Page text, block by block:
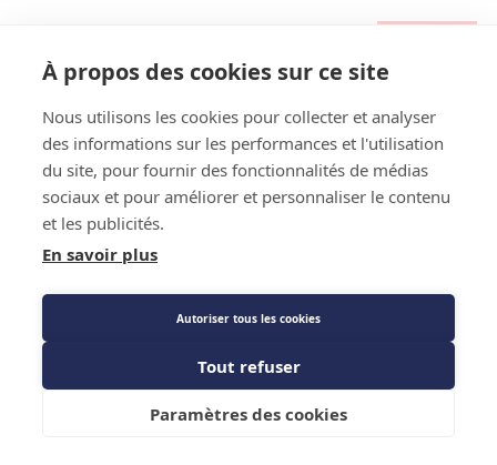
Référence Fournisseur : 906038
Code : 1865203
Joint néoprène 5/16 SAE - DIFF
Prix public
13,20 €TTC
Description détaillée
Caractéristiques techniques
Ajouter au panier
À propos des cookies sur ce site
Nous utilisons les cookies pour collecter et analyser
des informations sur les performances et l'utilisation
du site, pour fournir des fonctionnalités de médias
sociaux et pour améliorer et personnaliser le contenu
et les publicités.
En savoir plus
Autoriser tous les cookies
Tout refuser
Paramètres des cookies